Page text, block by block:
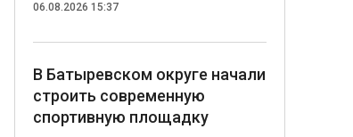
06.08.2026 15:37
В Батыревском округе начали
строить современную
спортивную площадку